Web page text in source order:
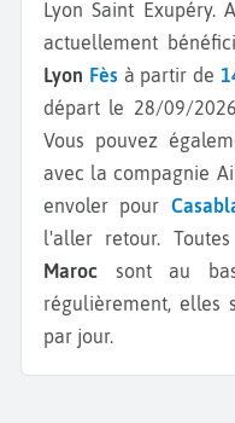
Lyon Saint Exupéry.
actuellement
Lyon Fès à partir de
départ le 28/09/
Vous pouvez
avec la compagnie
envoler pour
l'aller retour.
Maroc sont au
régulièrement, elles
par jour.